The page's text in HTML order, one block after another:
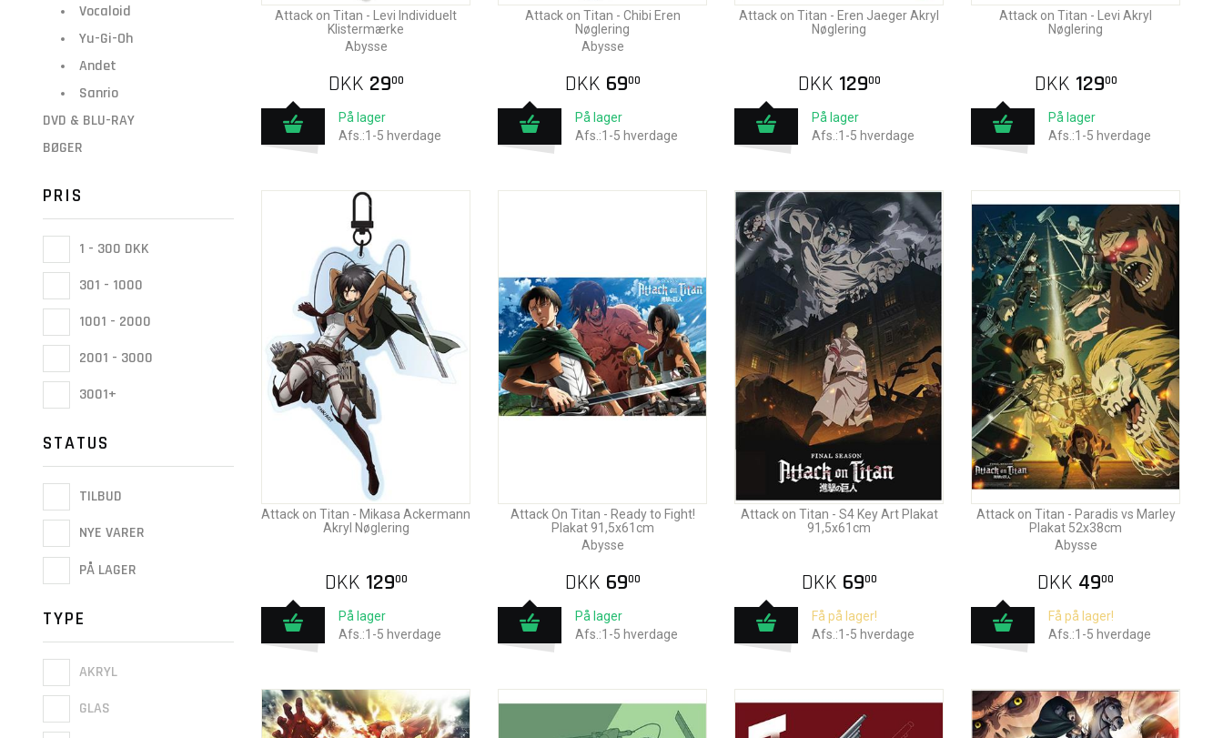
Vocaloid
Yu-Gi-Oh
Andet
Sanrio
DVD & BLU-RAY
BØGER
PRIS
1 - 300 DKK
301 - 1000
1001 - 2000
2001 - 3000
3001+
STATUS
TILBUD
NYE VARER
PÅ LAGER
TYPE
AKRYL
GLAS
Attack on Titan - Levi Individuelt
Klistermærke
Abysse
DKK 2900
På lager
Afs.:1-5 hverdage
Attack on Titan - Chibi Eren
Nøglering
Abysse
DKK 6900
På lager
Afs.:1-5 hverdage
Attack on Titan - Eren Jaeger Akryl
Nøglering
DKK 12900
På lager
Afs.:1-5 hverdage
Attack on Titan - Levi Akryl
Nøglering
DKK 12900
På lager
Afs.:1-5 hverdage
Attack on Titan - Mikasa Ackermann
Akryl Nøglering
DKK 12900
På lager
Afs.:1-5 hverdage
Attack On Titan - Ready to Fight!
Plakat 91,5x61cm
Abysse
DKK 6900
På lager
Afs.:1-5 hverdage
Attack on Titan - S4 Key Art Plakat
91,5x61cm
DKK 6900
Få på lager!
Afs.:1-5 hverdage
Attack on Titan - Paradis vs Marley
Plakat 52x38cm
Abysse
DKK 4900
Få på lager!
Afs.:1-5 hverdage